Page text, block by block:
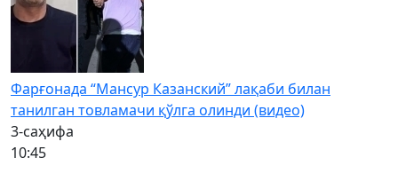
Фарғонада “Мансур Казанский” лақаби билан
танилган товламачи қўлга олинди (видео)
3-саҳифа
10:45